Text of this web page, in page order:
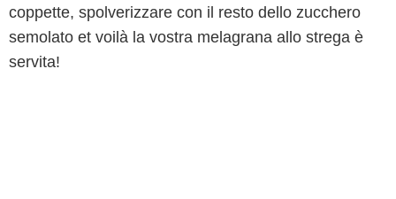
coppette, spolverizzare con il resto dello zucchero
semolato et voilà la vostra melagrana allo strega è
servita!